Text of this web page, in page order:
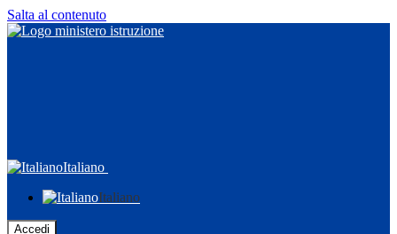
Salta al contenuto
Italiano
Italiano
Accedi